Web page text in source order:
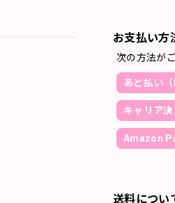
お支払い方
次の方法が
あと払い（
キャリア
Amazon
送料につい